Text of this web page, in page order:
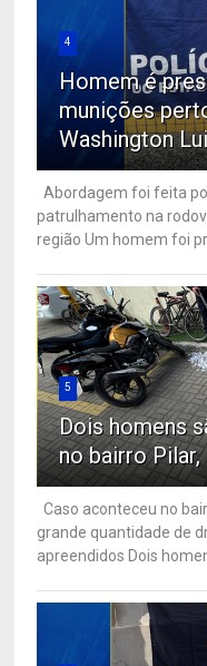
4
Homem é
munições
Washington
Abordagem foi feita
patrulhamento na
região Um homem foi
5
Dois homens
no bairro Pilar,
Caso aconteceu no
grande quantidade de
apreendidos Dois